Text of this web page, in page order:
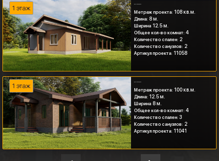
1 этаж
Метраж проекта: 108 кв.м.
Длина: 8 м.
Ширина 12.5 м.
Общее кол-во комнат: 4
Количество спален: 2
Количество санузлов: 2
Артикул проекта: 11058
1 этаж
Метраж проекта: 100 кв.м.
Длина: 12.5 м.
Ширина 8 м.
Общее кол-во комнат: 4
Количество спален: 3
Количество санузлов: 2
Артикул проекта: 11041